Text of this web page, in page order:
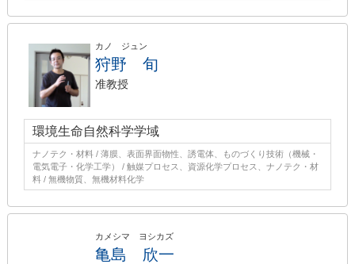
カノ ジュン
狩野 旬
准教授
環境生命自然科学学域
ナノテク・材料 / 薄膜、表面界面物性、誘電体、ものづくり技術（機械・
電気電子・化学工学） / 触媒プロセス、資源化学プロセス、ナノテク・材
料 / 無機物質、無機材料化学
カメシマ ヨシカズ
亀島 欣一